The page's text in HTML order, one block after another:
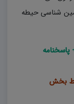
کارشناس قیمت گذاری گروه ۲ زمین شناسی حیطه
سوال (فقط بخش